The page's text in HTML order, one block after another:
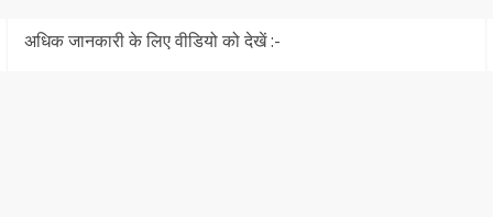
अधिक जानकारी के लिए वीडियो को देखें :-